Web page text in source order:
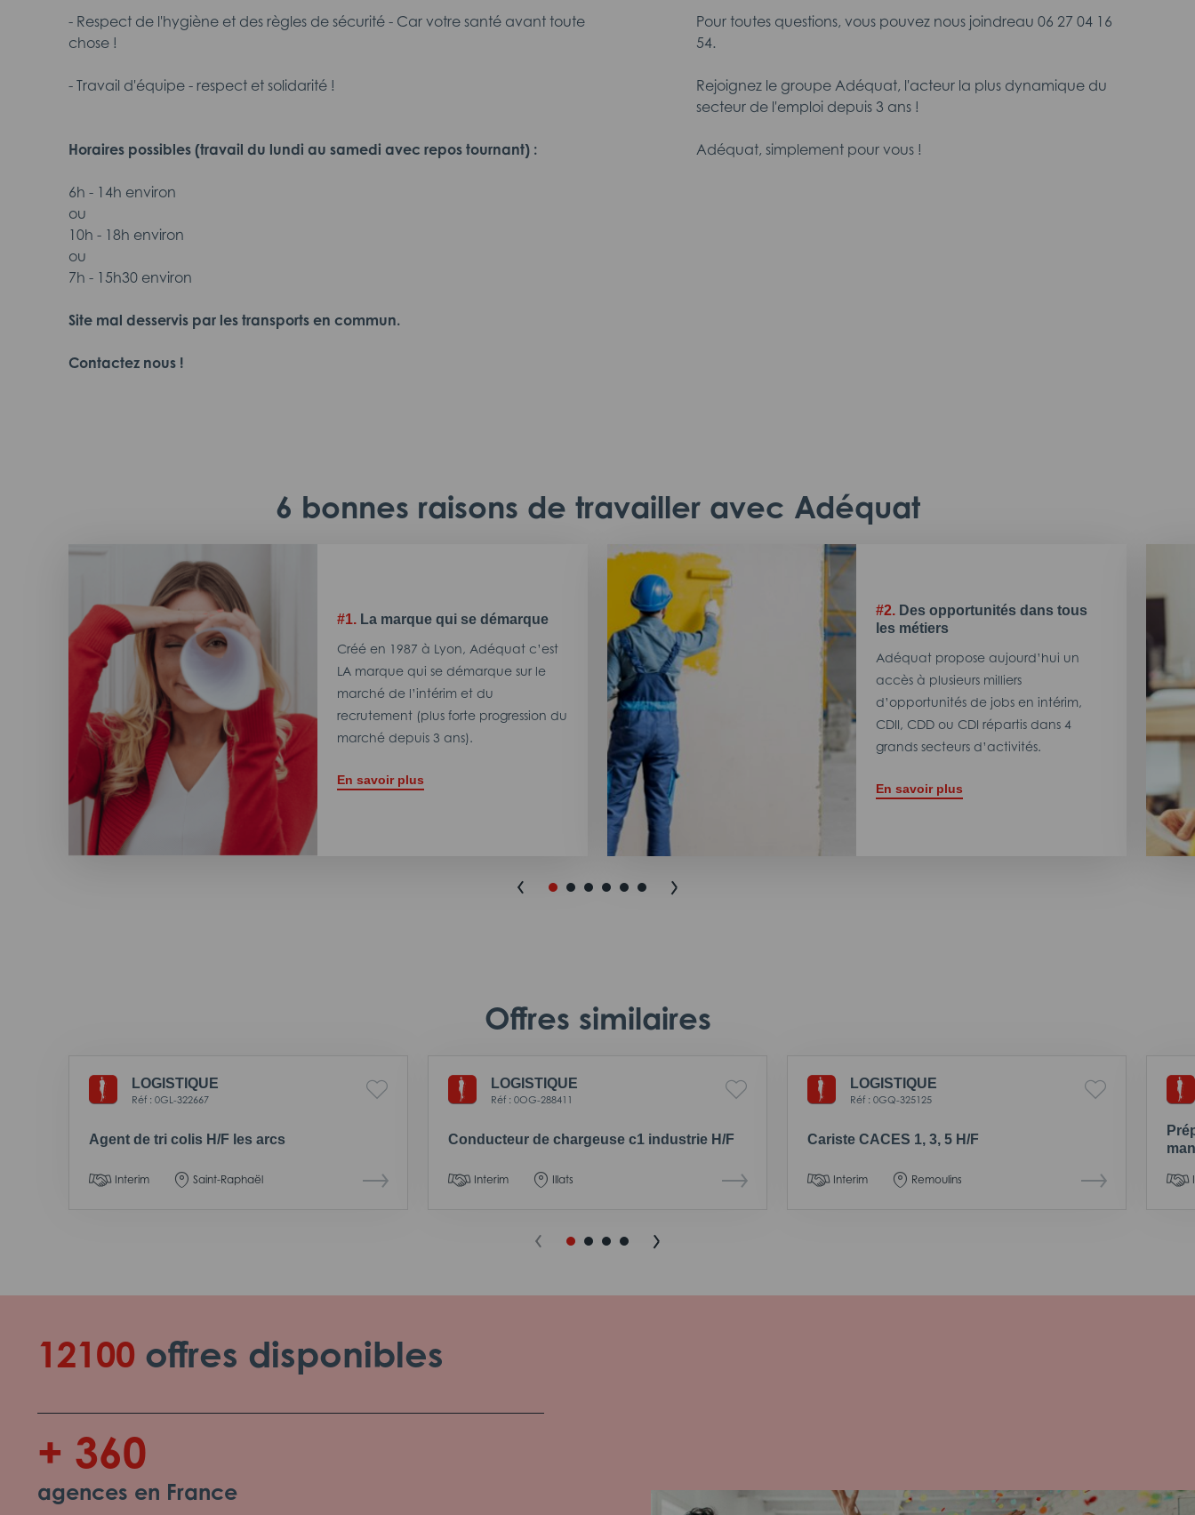
- Respect de l'hygiène et des règles de sécurité - Car votre santé avant toute
chose !
- Travail d'équipe - respect et solidarité !
Horaires possibles (travail du lundi au samedi avec repos tournant) :
6h - 14h environ
ou
10h - 18h environ
ou
7h - 15h30 environ
Site mal desservis par les transports en commun.
Contactez nous !
Pour toutes questions, vous pouvez nous joindreau 06 27 04 16
54.
Rejoignez le groupe Adéquat, l'acteur la plus dynamique du
secteur de l'emploi depuis 3 ans !
Adéquat, simplement pour vous !
6 bonnes raisons de travailler avec Adéquat
#1. La marque qui se démarque
Créé en 1987 à Lyon, Adéquat c’est
LA marque qui se démarque sur le
marché de l’intérim et du
recrutement (plus forte progression du
marché depuis 3 ans).
En savoir plus
#2. Des opportunités dans tous
les métiers
Adéquat propose aujourd’hui un
accès à plusieurs milliers
d’opportunités de jobs en intérim,
CDII, CDD ou CDI répartis dans 4
grands secteurs d’activités.
En savoir plus
Offres similaires
LOGISTIQUE
Réf : 0GL-322667
Agent de tri colis H/F les arcs
Interim Saint-Raphaël
LOGISTIQUE
Réf : 0OG-288411
Conducteur de chargeuse c1 industrie H/F
Interim Illats
LOGISTIQUE
Réf : 0GQ-325125
Cariste CACES 1, 3, 5 H/F
Interim Remoulins
12100 offres disponibles
+ 360
agences en France